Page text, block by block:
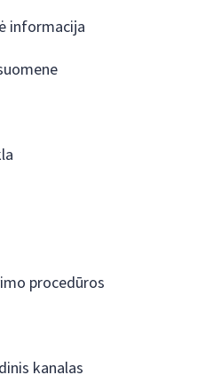
informacija
procedūros
kanalas